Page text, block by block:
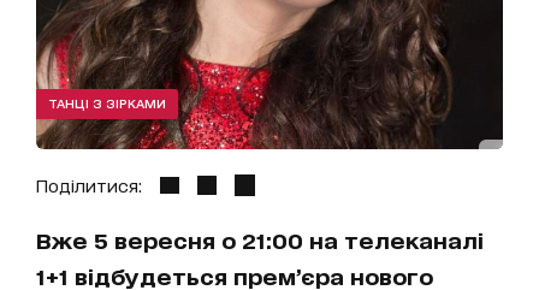
ТАНЦІ З ЗІРКАМИ
Поділитися:
Вже 5 вересня о 21:00 на телеканалі
1+1 відбудеться прем’єра нового